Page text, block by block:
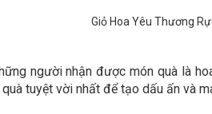
Giỏ Hoa Yêu Thương
người nhận được món quà là
tuyệt vời nhất để tạo dấu ấn và